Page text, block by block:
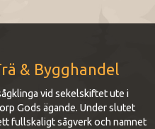
& Bygghandel
vid sekelskiftet ute i
Gods ägande. Under slutet
fullskaligt sågverk och namnet